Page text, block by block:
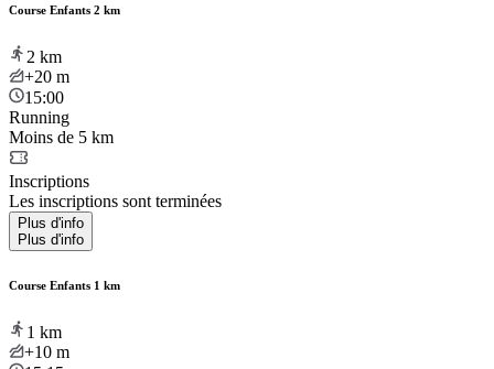
Course Enfants 2 km
2 km
+20 m
15:00
Running
Moins de 5 km
Inscriptions
Les inscriptions sont terminées
Plus d'info
Plus d'info
Course Enfants 1 km
1 km
+10 m